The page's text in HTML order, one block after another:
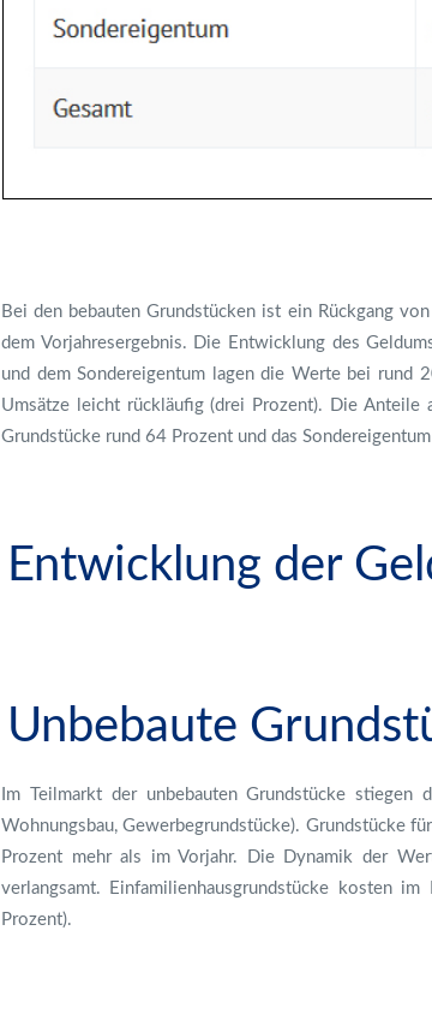
Bei den bebauten Grundstücken ist ein Rückgang
dem Vorjahresergebnis. Die Entwicklung des
und dem Sondereigentum lagen die Werte bei rund
Umsätze leicht rückläufig (drei Prozent). Die Anteile
Grundstücke rund 64 Prozent und das
Entwicklung der
Unbebaute
Im Teilmarkt der unbebauten Grundstücke stiegen
Wohnungsbau, Gewerbegrundstücke). Grundstücke
Prozent mehr als im Vorjahr. Die Dynamik der
verlangsamt. Einfamilienhausgrundstücke kosten
Prozent).